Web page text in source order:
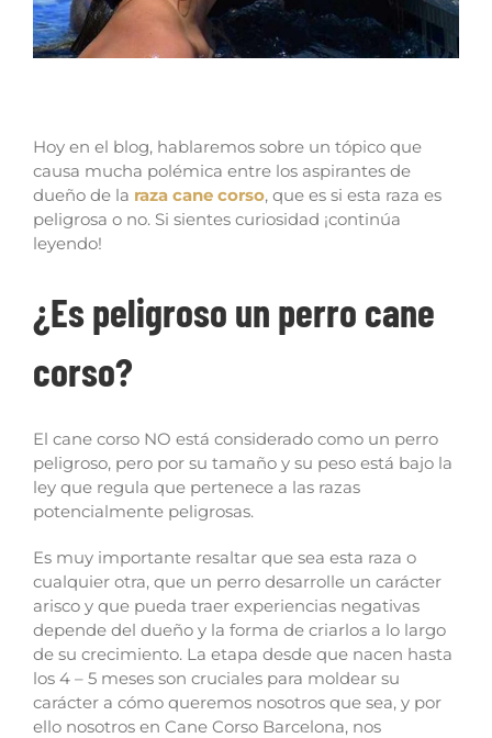
Hoy en el blog, hablaremos sobre un tópico que
causa mucha polémica entre los aspirantes de
dueño de la raza cane corso, que es si esta raza es
peligrosa o no. Si sientes curiosidad ¡continúa
leyendo!
¿Es peligroso un perro cane
corso?
El cane corso NO está considerado como un perro
peligroso, pero por su tamaño y su peso está bajo la
ley que regula que pertenece a las razas
potencialmente peligrosas.
Es muy importante resaltar que sea esta raza o
cualquier otra, que un perro desarrolle un carácter
arisco y que pueda traer experiencias negativas
depende del dueño y la forma de criarlos a lo largo
de su crecimiento. La etapa desde que nacen hasta
los 4 – 5 meses son cruciales para moldear su
carácter a cómo queremos nosotros que sea, y por
ello nosotros en Cane Corso Barcelona, nos